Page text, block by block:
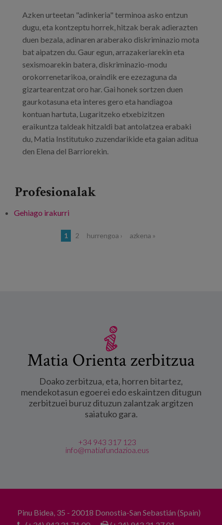
Azken urteetan "adinkeria" terminoa asko entzun
dugu, eta kontzeptu horrek, hitzak berak adierazten
duen bezala, adinaren araberako diskriminazio mota
bat aipatzen du. Gaur egun, arrazakeriarekin eta
sexismoarekin batera, diskriminazio-modu
orokorrenetarikoa, oraindik ere ezezaguna da
gizartearentzat oro har. Gai honek sortzen duen
gaurkotasuna eta interes gero eta handiagoa
kontuan hartuta, Lugaritzeko etxebizitzen
eraikuntza taldeak hitzaldi bat antolatzea erabaki
du, Matia Institutuko zuzendarikide eta gaian aditua
den Elena del Barriorekin.
Profesionalak
Gehiago irakurri
1 2 hurrengoa › azkena »
Matia Orienta zerbitzua
Doako zerbitzua, eta, horren bitartez,
mendekotasun egoerei edo eskaintzen ditugun
zerbitzuei buruz dituzun zalantzak argitzen
saiatuko gara.
+34 943 317 123
info@matiafundazioa.eus
Pinu Bidea, 35 - 20018 Donostia-San Sebastián (Spain)